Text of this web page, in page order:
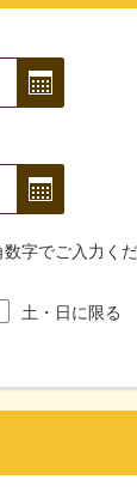
字でご入力くだ
土・日に限る